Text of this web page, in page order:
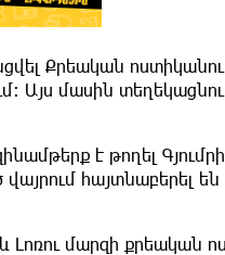
Քրեական
Այս մասին
է թողել
հայտնաբերել են
Լոռու մարզի քրեական